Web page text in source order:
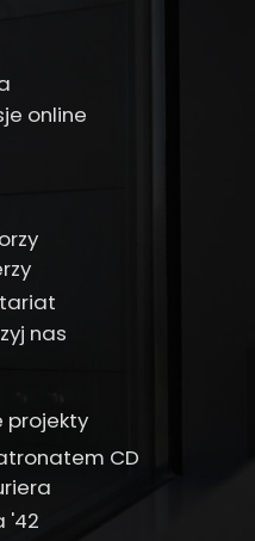
online
nas
projekty
CD
'42